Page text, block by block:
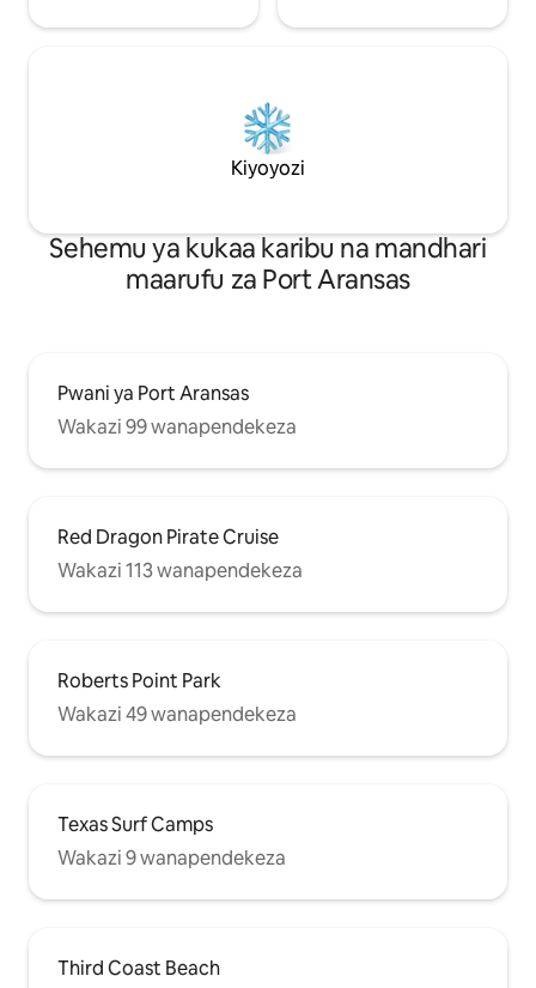
Kiyoyozi
Sehemu ya kukaa karibu na mandhari
maarufu za Port Aransas
Pwani ya Port Aransas
Wakazi 99 wanapendekeza
Red Dragon Pirate Cruise
Wakazi 113 wanapendekeza
Roberts Point Park
Wakazi 49 wanapendekeza
Texas Surf Camps
Wakazi 9 wanapendekeza
Third Coast Beach